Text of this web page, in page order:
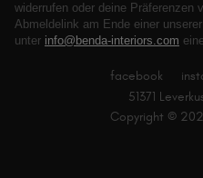
widerrufen oder deine Präferenzen
Abmeldelink am Ende einer
unter info@benda-interiors.com
facebook
51371
Copyright ©